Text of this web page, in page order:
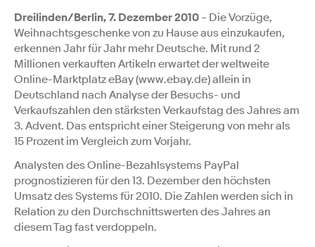
Dreilinden/Berlin, 7. Dezember 2010 – Die Vorzüge,
Weihnachtsgeschenke von zu Hause aus einzukaufen,
erkennen Jahr für Jahr mehr Deutsche. Mit rund 2
Millionen verkauften Artikeln erwartet der weltweite
Online-Marktplatz eBay (www.ebay.de) allein in
Deutschland nach Analyse der Besuchs- und
Verkaufszahlen den stärksten Verkaufstag des Jahres am
3. Advent. Das entspricht einer Steigerung von mehr als
15 Prozent im Vergleich zum Vorjahr.
Analysten des Online-Bezahlsystems PayPal
prognostizieren für den 13. Dezember den höchsten
Umsatz des Systems für 2010. Die Zahlen werden sich in
Relation zu den Durchschnittswerten des Jahres an
diesem Tag fast verdoppeln.